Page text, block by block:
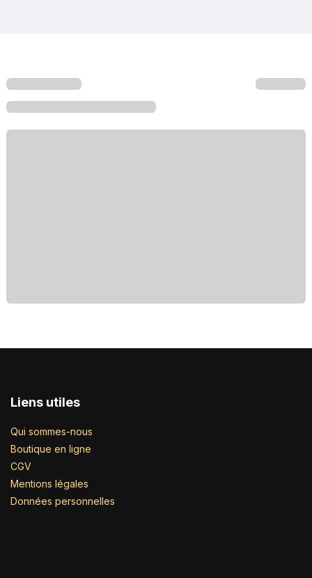
Liens utiles
Qui sommes-nous
Boutique en ligne
CGV
Mentions légales
Données personnelles